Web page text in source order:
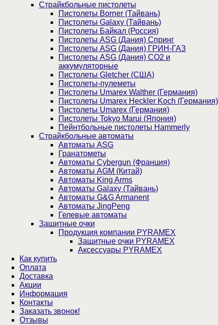
Страйкбольные пистолеты
Пистолеты Borner (Тайвань)
Пистолеты Galaxy (Тайвань)
Пистолеты Байкал (Россия)
Пистолеты ASG (Дания) Спринг
Пистолеты ASG (Дания) ГРИН-ГАЗ
Пистолеты ASG (Дания) CO2 и
аккумуляторные
Пистолеты Gletcher (США)
Пистолеты-пулеметы
Пистолеты Umarex Walther (Германия)
Пистолеты Umarex Heckler Koch (Германия)
Пистолеты Umarex (Германия)
Пистолеты Tokyo Marui (Япония)
Пейнтбольные пистолеты Hammerly
Страйкбольные автоматы
Автоматы ASG
Гранатометы
Автоматы Cybergun (Франция)
Автоматы AGM (Китай)
Автоматы King Arms
Автоматы Galaxy (Тайвань)
Автоматы G&G Armanent
Автоматы JingPeng
Гелевые автоматы
Защитные очки
Продукция компании PYRAMEX
Защитные очки PYRAMEX
Аксессуары PYRAMEX
Как купить
Оплата
Доставка
Акции
Информация
Контакты
Заказать звонок!
Отзывы